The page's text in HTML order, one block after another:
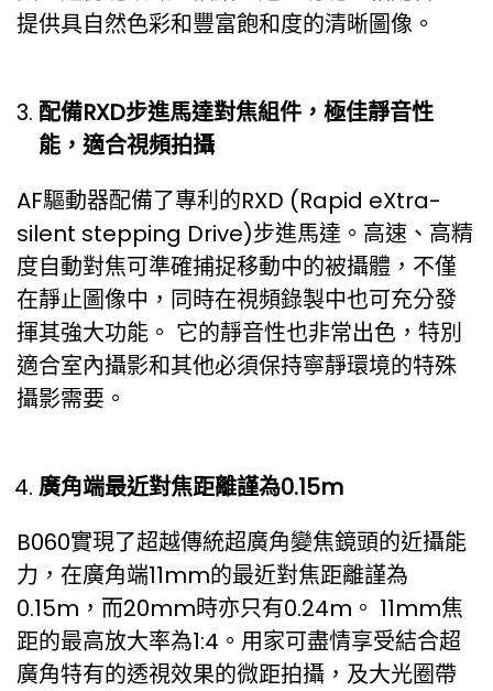
提供具自然色彩和豐富飽和度的清晰圖像。
配備RXD步進馬達對焦組件，極佳靜音性
能，適合視頻拍攝
AF驅動器配備了專利的RXD (Rapid eXtra-
silent stepping Drive)步進馬達。高速、高精
度自動對焦可準確捕捉移動中的被攝體，不僅
在靜止圖像中，同時在視頻錄製中也可充分發
揮其強大功能。 它的靜音性也非常出色，特別
適合室內攝影和其他必須保持寧靜環境的特殊
攝影需要。
廣角端最近對焦距離謹為0.15m
B060實現了超越傳統超廣角變焦鏡頭的近攝能
力，在廣角端11mm的最近對焦距離謹為
0.15m，而20mm時亦只有0.24m。 11mm焦
距的最高放大率為1:4。用家可盡情享受結合超
廣角特有的透視效果的微距拍攝，及大光圈帶